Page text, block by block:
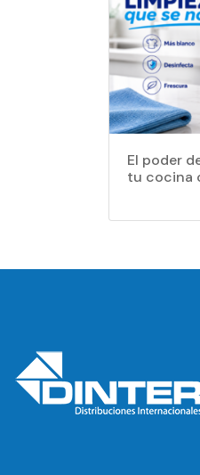
El poder
tu cocina